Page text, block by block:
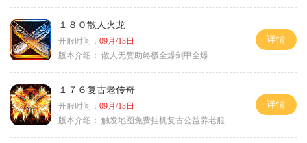
１８０散人火龙
开服时间： 09月/13日
版本介绍： 散人无赞助终极全爆剑甲全爆
详情
１７６复古老传奇
开服时间： 09月/13日
版本介绍： 触发地图免费挂机复古公益养老服
详情